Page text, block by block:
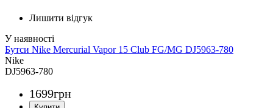
Лишити відгук
Бутси Nike Mercurial Vapor 15 Club FG/MG DJ5963-780
Nike
DJ5963-780
1699грн